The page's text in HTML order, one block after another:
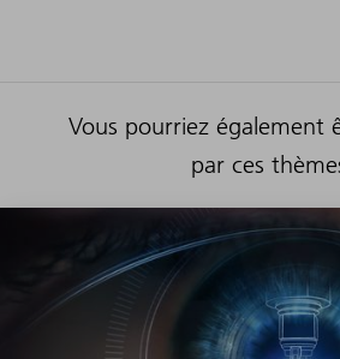
Vous pourriez également
par ces